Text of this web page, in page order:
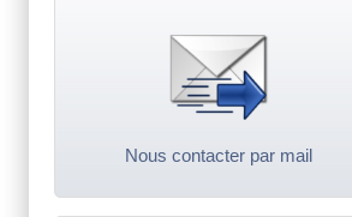
Nous contacter par mail